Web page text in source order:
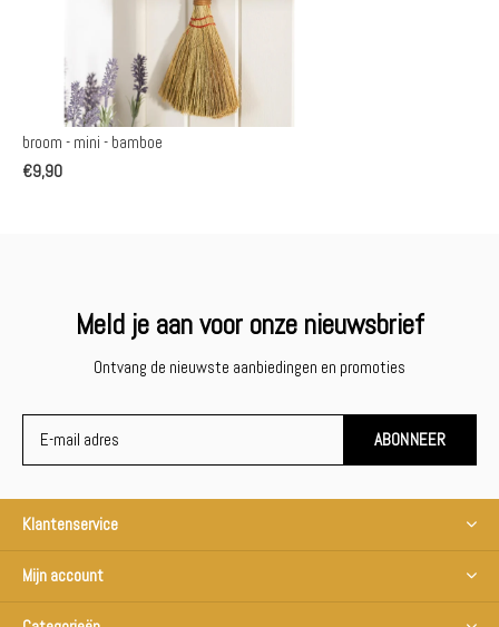
broom - mini - bamboe
€9,90
Meld je aan voor onze nieuwsbrief
Ontvang de nieuwste aanbiedingen en promoties
ABONNEER
Klantenservice
Mijn account